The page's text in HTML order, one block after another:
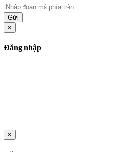
Gửi
×
Đăng nhập
×